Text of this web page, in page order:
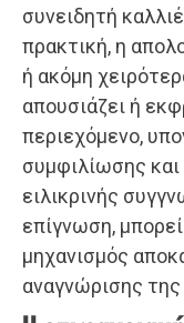
συνειδητή
πρακτική, η
ή ακόμη
απουσιάζει ή
περιεχόμενο,
συμφιλίωσης
ειλικρινής
επίγνωση,
μηχανισμός
αναγνώρισης